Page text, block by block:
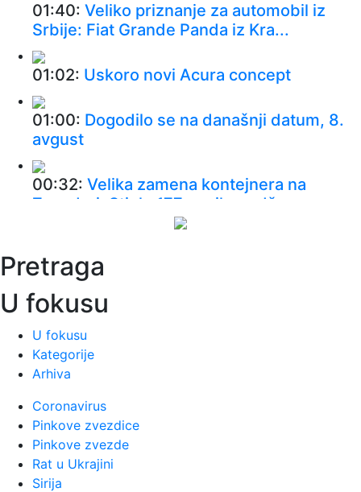
01:40: Veliko priznanje za automobil iz
Srbije: Fiat Grande Panda iz Kra...
01:02: Uskoro novi Acura concept
01:00: Dogodilo se na današnji datum, 8.
avgust
00:32: Velika zamena kontejnera na
Zvezdari: Stiglo 177 novih, a „dža...
paklenih vrućina: Ovako hoće ...
00:03:Na današnji dan, 8. avgust
00:03:Volkswagen menja poslovnu
strategiju u SAD
23:51: PARTIZAN TRLJA RUKE: Transfer
Saše Lukića doneo crno-belima 300...
23:48:
Pretraga
U fokusu
U fokusu
Kategorije
Arhiva
Coronavirus
Pinkove zvezdice
Pinkove zvezde
Rat u Ukrajini
Sirija